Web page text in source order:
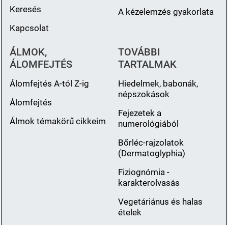
Keresés
Kapcsolat
A kézelemzés gyakorlata
ÁLMOK,
ÁLOMFEJTÉS
Álomfejtés A-tól Z-ig
Álomfejtés
Álmok témakörű cikkeim
TOVÁBBI
TARTALMAK
Hiedelmek, babonák,
népszokások
Fejezetek a
numerológiából
Bőrléc-rajzolatok
(Dermatoglyphia)
Fiziognómia -
karakterolvasás
Vegetáriánus és halas
ételek